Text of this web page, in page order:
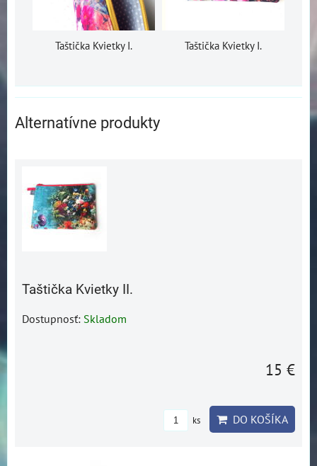
Taštička Kvietky I. Taštička Kvietky I.
Alternatívne produkty
Taštička Kvietky II.
Dostupnosť: Skladom
15 €
ks DO KOŠÍKA